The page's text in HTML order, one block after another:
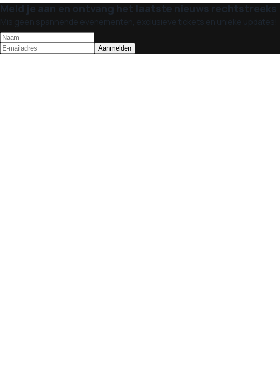
Meld je aan en ontvang het laatste nieuws rechtstreeks
Mis geen spannende evenementen, exclusieve tickets en unieke updates!